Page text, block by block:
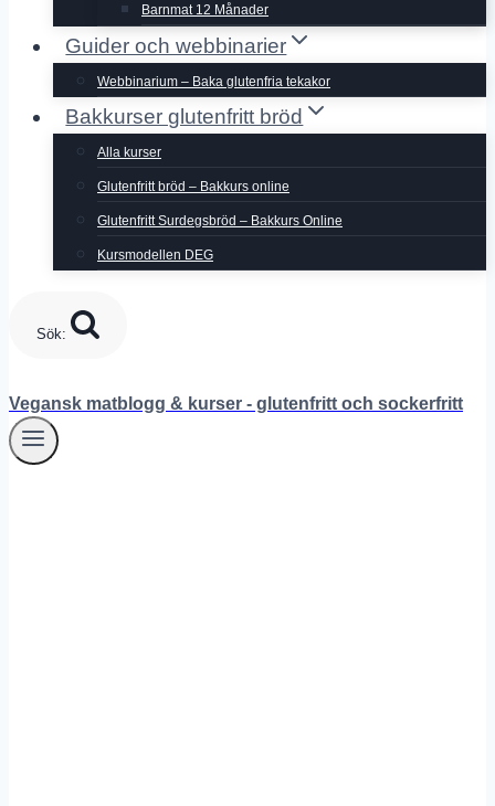
Barnmat 12 Månader
Guider och webbinarier
Webbinarium – Baka glutenfria tekakor
Bakkurser glutenfritt bröd
Alla kurser
Glutenfritt bröd – Bakkurs online
Glutenfritt Surdegsbröd – Bakkurs Online
Kursmodellen DEG
Sök:
Vegansk matblogg & kurser - glutenfritt och sockerfritt